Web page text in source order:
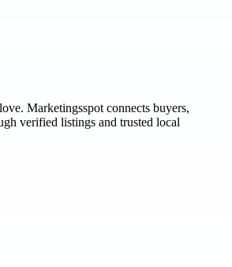
Marketingsspot connects buyers,
verified listings and trusted local